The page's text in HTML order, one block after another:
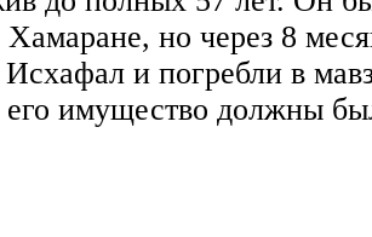
Хамаране, но через 8
Исхафал и погребли в
имущество должны